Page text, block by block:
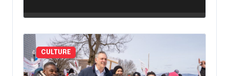
CULTURE